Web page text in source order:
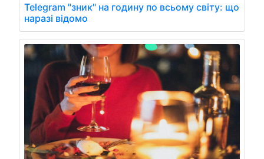
Telegram "зник" на годину по всьому світу: що
наразі відомо